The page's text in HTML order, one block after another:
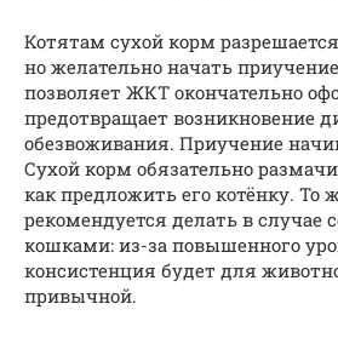
Котятам сухой корм
но желательно начать
позволяет ЖКТ окончательно
предотвращает возникновение
обезвоживания. Приучение
Сухой корм обязательно
как предложить его котёнку. То
рекомендуется делать в случае
кошками: из-за повышенного
консистенция будет для
привычной.